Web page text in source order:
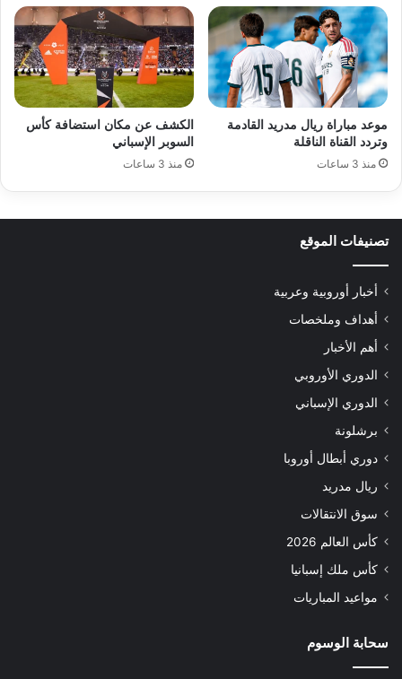
موعد مباراة ريال مدريد القادمة
وتردد القناة الناقلة
منذ 3 ساعات
الكشف عن مكان استضافة كأس
السوبر الإسباني
منذ 3 ساعات
تصنيفات الموقع
أخبار أوروبية وعربية
أهداف وملخصات
أهم الأخبار
الدوري الأوروبي
الدوري الإسباني
برشلونة
دوري أبطال أوروبا
ريال مدريد
سوق الانتقالات
كأس العالم 2026
كأس ملك إسبانيا
مواعيد المباريات
سحابة الوسوم